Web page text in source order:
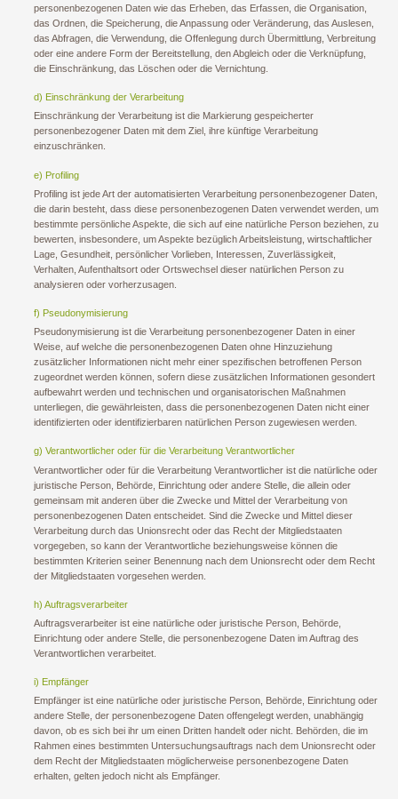
personenbezogenen Daten wie das Erheben, das Erfassen, die Organisation,
das Ordnen, die Speicherung, die Anpassung oder Veränderung, das Auslesen,
das Abfragen, die Verwendung, die Offenlegung durch Übermittlung, Verbreitung
oder eine andere Form der Bereitstellung, den Abgleich oder die Verknüpfung,
die Einschränkung, das Löschen oder die Vernichtung.
d) Einschränkung der Verarbeitung
Einschränkung der Verarbeitung ist die Markierung gespeicherter
personenbezogener Daten mit dem Ziel, ihre künftige Verarbeitung
einzuschränken.
e) Profiling
Profiling ist jede Art der automatisierten Verarbeitung personenbezogener Daten,
die darin besteht, dass diese personenbezogenen Daten verwendet werden, um
bestimmte persönliche Aspekte, die sich auf eine natürliche Person beziehen, zu
bewerten, insbesondere, um Aspekte bezüglich Arbeitsleistung, wirtschaftlicher
Lage, Gesundheit, persönlicher Vorlieben, Interessen, Zuverlässigkeit,
Verhalten, Aufenthaltsort oder Ortswechsel dieser natürlichen Person zu
analysieren oder vorherzusagen.
f) Pseudonymisierung
Pseudonymisierung ist die Verarbeitung personenbezogener Daten in einer
Weise, auf welche die personenbezogenen Daten ohne Hinzuziehung
zusätzlicher Informationen nicht mehr einer spezifischen betroffenen Person
zugeordnet werden können, sofern diese zusätzlichen Informationen gesondert
aufbewahrt werden und technischen und organisatorischen Maßnahmen
unterliegen, die gewährleisten, dass die personenbezogenen Daten nicht einer
identifizierten oder identifizierbaren natürlichen Person zugewiesen werden.
g) Verantwortlicher oder für die Verarbeitung Verantwortlicher
Verantwortlicher oder für die Verarbeitung Verantwortlicher ist die natürliche oder
juristische Person, Behörde, Einrichtung oder andere Stelle, die allein oder
gemeinsam mit anderen über die Zwecke und Mittel der Verarbeitung von
personenbezogenen Daten entscheidet. Sind die Zwecke und Mittel dieser
Verarbeitung durch das Unionsrecht oder das Recht der Mitgliedstaaten
vorgegeben, so kann der Verantwortliche beziehungsweise können die
bestimmten Kriterien seiner Benennung nach dem Unionsrecht oder dem Recht
der Mitgliedstaaten vorgesehen werden.
h) Auftragsverarbeiter
Auftragsverarbeiter ist eine natürliche oder juristische Person, Behörde,
Einrichtung oder andere Stelle, die personenbezogene Daten im Auftrag des
Verantwortlichen verarbeitet.
i) Empfänger
Empfänger ist eine natürliche oder juristische Person, Behörde, Einrichtung oder
andere Stelle, der personenbezogene Daten offengelegt werden, unabhängig
davon, ob es sich bei ihr um einen Dritten handelt oder nicht. Behörden, die im
Rahmen eines bestimmten Untersuchungsauftrags nach dem Unionsrecht oder
dem Recht der Mitgliedstaaten möglicherweise personenbezogene Daten
erhalten, gelten jedoch nicht als Empfänger.